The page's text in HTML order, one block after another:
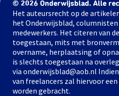
© 2026 Onderwijsblad. Alle
Het auteursrecht op de
het Onderwijsblad,
medewerkers. Het citeren van
toegestaan, mits met
overname, herplaatsing of
is slechts toegestaan na
via onderwijsblad@aob.nl
van freelancers zal hiervoor
worden gebracht.